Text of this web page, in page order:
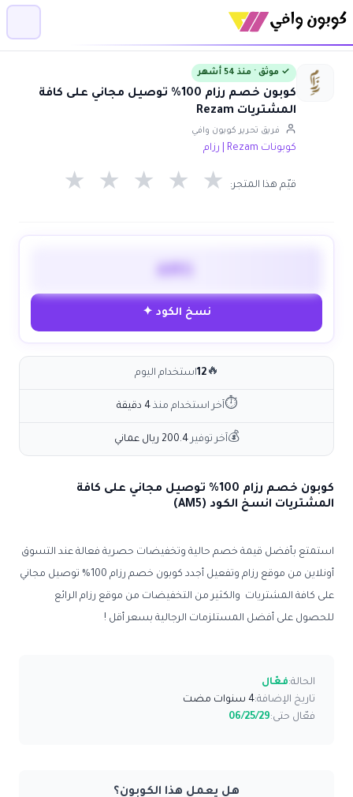
✓ موثق · منذ 54 أشهر
كوبون خصم رزام 100% توصيل مجاني على كافة
المشتريات Rezam
فريق تحرير كوبون وافي
كوبونات Rezam | رزام
قيّم هذا المتجر: ★ ★ ★ ★ ★
نسخ الكود ✦
🔥
12استخدام اليوم
⏱آخر استخدام منذ4 دقيقة
💰آخر توفير200.4 ريال عماني
كوبون خصم رزام 100% توصيل مجاني على كافة
المشتريات انسخ الكود (AM5)
استمتع بأفضل قيمة خصم حالية وتخفيضات حصرية فعالة عند التسوق
أونلاين من موقع رزام وتفعيل أجدد
كوبون خصم رزام 100% توصيل مجاني
على كافة المشتريات والكثير من التخفيضات من موقع رزام الرائع
للحصول على أفضل المستلزمات الرجالية بسعر أقل !
الحالة:فعّال
تاريخ الإضافة:4 سنوات مضت
فعّال حتى:06/25/29
هل يعمل هذا الكوبون؟